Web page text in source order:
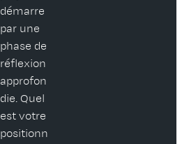
démarre
par une
phase de
réflexion
approfon
die. Quel
est votre
positionn